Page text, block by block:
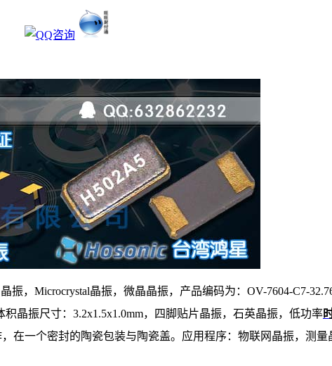
振，Microcrystal晶振， 微晶晶振，产品编码为： OV-7604-C7-
晶振尺寸：3.2x1.5x1.0mm，四脚贴片晶振，石英晶振，低功率
在一个密封的陶瓷包装与陶瓷盖。应用程序：物联网晶振，测